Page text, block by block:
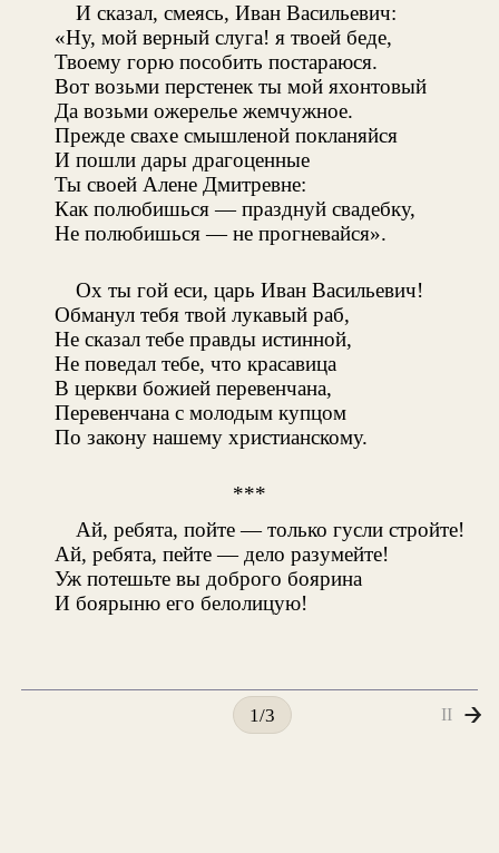
И сказал, смеясь, Иван Васильевич:
«Ну, мой верный слуга! я твоей беде,
Твоему горю пособить постараюся.
Вот возьми перстенек ты мой яхонтовый
Да возьми ожерелье жемчужное.
Прежде свахе смышленой покланяйся
И пошли дары драгоценные
Ты своей Алене Дмитревне:
Как полюбишься — празднуй свадебку,
Не полюбишься — не прогневайся».
Ох ты гой еси, царь Иван Васильевич!
Обманул тебя твой лукавый раб,
Не сказал тебе правды истинной,
Не поведал тебе, что красавица
В церкви божией перевенчана,
Перевенчана с молодым купцом
По закону нашему христианскому.
***
Ай, ребята, пойте — только гусли стройте!
Ай, ребята, пейте — дело разумейте!
Уж потешьте вы доброго боярина
И боярыню его белолицую!
1/3 II